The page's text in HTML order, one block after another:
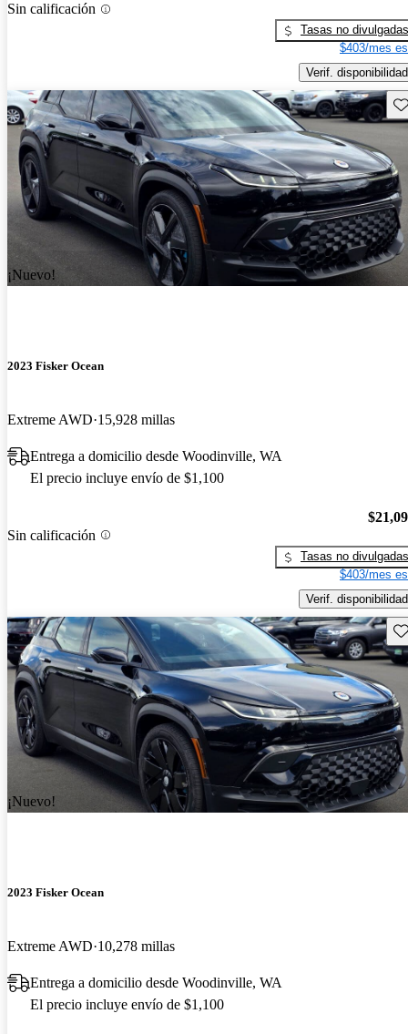
Sin calificación
Tasas no divulgadas
$403/mes
Verif. disponibilidad
¡Nuevo!
2023 Fisker Ocean
Extreme AWD 15,928 millas
Entrega a domicilio desde Woodinville, WA
El precio incluye envío de $1,100
Sin calificación
Tasas no divulgadas
$403/mes
Verif. disponibilidad
¡Nuevo!
2023 Fisker Ocean
Extreme AWD 10,278 millas
Entrega a domicilio desde Woodinville, WA
El precio incluye envío de $1,100